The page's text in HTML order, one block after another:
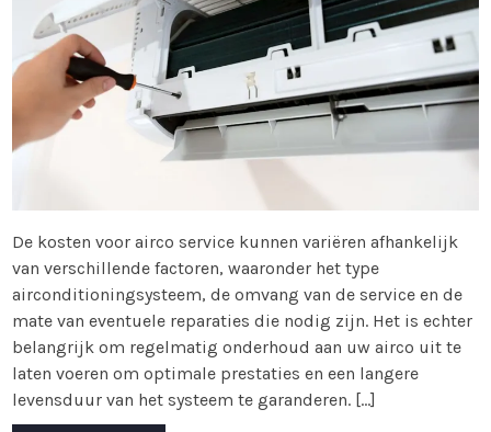
De kosten voor airco service kunnen variëren afhankelijk
van verschillende factoren, waaronder het type
airconditioningsysteem, de omvang van de service en de
mate van eventuele reparaties die nodig zijn. Het is echter
belangrijk om regelmatig onderhoud aan uw airco uit te
laten voeren om optimale prestaties en een langere
levensduur van het systeem te garanderen. […]